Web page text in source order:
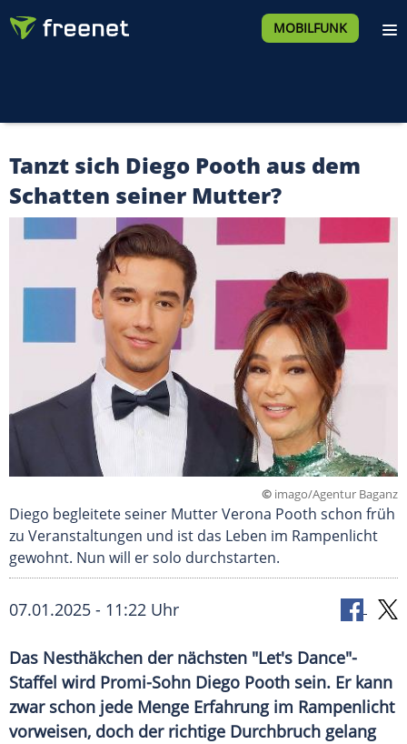
MOBILFUNK
Tanzt sich Diego Pooth aus dem
Schatten seiner Mutter?
© imago/Agentur Baganz
Diego begleitete seiner Mutter Verona Pooth schon früh
zu Veranstaltungen und ist das Leben im Rampenlicht
gewohnt. Nun will er solo durchstarten.
07.01.2025 - 11:22 Uhr
Das Nesthäkchen der nächsten "Let's Dance"-
Staffel wird Promi-Sohn Diego Pooth sein. Er kann
zwar schon jede Menge Erfahrung im Rampenlicht
vorweisen, doch der richtige Durchbruch gelang